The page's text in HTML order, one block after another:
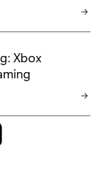
Xbox